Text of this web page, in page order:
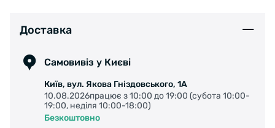
Доставка
Самовивіз у Києві
Київ, вул. Якова Гніздовського, 1А
10.08.2026працює з 10:00 до 19:00 (субота 10:00-
19:00, неділя 10:00-18:00)
Безкоштовно